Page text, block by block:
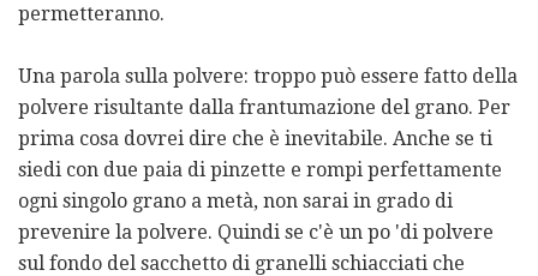
permetteranno.
Una parola sulla polvere: troppo può essere fatto della
polvere risultante dalla frantumazione del grano. Per
prima cosa dovrei dire che è inevitabile. Anche se ti
siedi con due paia di pinzette e rompi perfettamente
ogni singolo grano a metà, non sarai in grado di
prevenire la polvere. Quindi se c'è un po 'di polvere
sul fondo del sacchetto di granelli schiacciati che